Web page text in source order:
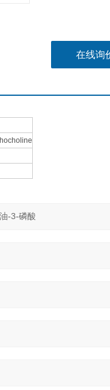
在线询